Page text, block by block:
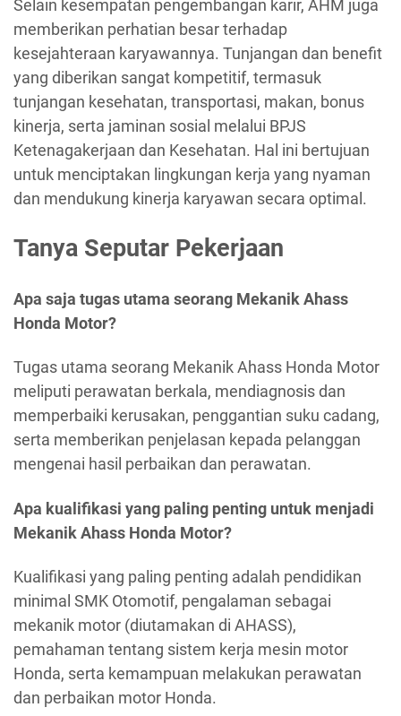
Selain kesempatan pengembangan karir, AHM juga
memberikan perhatian besar terhadap
kesejahteraan karyawannya. Tunjangan dan benefit
yang diberikan sangat kompetitif, termasuk
tunjangan kesehatan, transportasi, makan, bonus
kinerja, serta jaminan sosial melalui BPJS
Ketenagakerjaan dan Kesehatan. Hal ini bertujuan
untuk menciptakan lingkungan kerja yang nyaman
dan mendukung kinerja karyawan secara optimal.
Tanya Seputar Pekerjaan
Apa saja tugas utama seorang Mekanik Ahass
Honda Motor?
Tugas utama seorang Mekanik Ahass Honda Motor
meliputi perawatan berkala, mendiagnosis dan
memperbaiki kerusakan, penggantian suku cadang,
serta memberikan penjelasan kepada pelanggan
mengenai hasil perbaikan dan perawatan.
Apa kualifikasi yang paling penting untuk menjadi
Mekanik Ahass Honda Motor?
Kualifikasi yang paling penting adalah pendidikan
minimal SMK Otomotif, pengalaman sebagai
mekanik motor (diutamakan di AHASS),
pemahaman tentang sistem kerja mesin motor
Honda, serta kemampuan melakukan perawatan
dan perbaikan motor Honda.